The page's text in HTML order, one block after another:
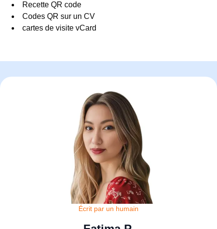
Recette QR code
Codes QR sur un CV
cartes de visite vCard
Écrit par un humain